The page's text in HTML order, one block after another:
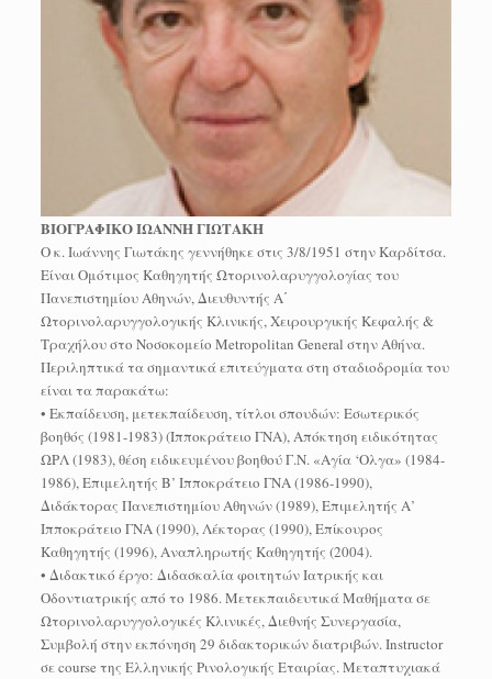
ΒΙΟΓΡΑΦΙΚΟ ΙΩΑΝΝΗ ΓΙΩΤΑΚΗ
Ο κ. Ιωάννης Γιωτάκης γεννήθηκε στις 3/8/1951 στην Καρδίτσα.
Είναι Ομότιμος Καθηγητής Ωτορινολαρυγγολογίας του
Πανεπιστημίου Αθηνών, Διευθυντής Α΄
Ωτορινολαρυγγολογικής Κλινικής, Χειρουργικής Κεφαλής &
Τραχήλου στο Νοσοκομείο Metropolitan General στην Αθήνα.
Περιληπτικά τα σημαντικά επιτεύγματα στη σταδιοδρομία του
είναι τα παρακάτω:
• Εκπαίδευση, μετεκπαίδευση, τίτλοι σπουδών: Εσωτερικός
βοηθός (1981-1983) (Ιπποκράτειο ΓΝΑ), Απόκτηση ειδικότητας
ΩΡΛ (1983), θέση ειδικευμένου βοηθού Γ.Ν. «Αγία ‘Ολγα» (1984-
1986), Επιμελητής Β’ Ιπποκράτειο ΓΝΑ (1986-1990),
Διδάκτορας Πανεπιστημίου Αθηνών (1989), Επιμελητής Α’
Ιπποκράτειο ΓΝΑ (1990), Λέκτορας (1990), Επίκουρος
Καθηγητής (1996), Αναπληρωτής Καθηγητής (2004).
• Διδακτικό έργο: Διδασκαλία φοιτητών Ιατρικής και
Οδοντιατρικής από το 1986. Μετεκπαιδευτικά Μαθήματα σε
Ωτορινολαρυγγολογικές Κλινικές, Διεθνής Συνεργασία,
Συμβολή στην εκπόνηση 29 διδακτορικών διατριβών. Instructor
σε course της Ελληνικής Ρινολογικής Εταιρίας. Μεταπτυχιακά